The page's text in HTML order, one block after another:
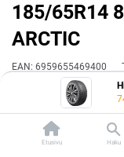
Etusivu Haku
185/65R14
ARCTIC
EAN: 6959655469400
/ kpl
Toimittajilla